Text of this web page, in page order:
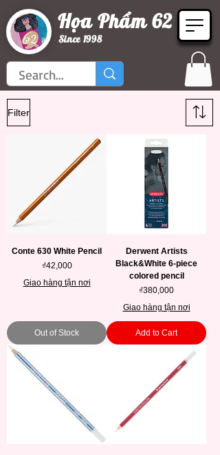
Since 1998
Họa Phẩm 62
Filter
Conte 630 White Pencil
Price
₫42,000
Giao hàng tận nơi
Out of Stock
Derwent Artists
Black&White 6-piece
colored pencil
Price
₫380,000
Giao hàng tận nơi
Add to Cart